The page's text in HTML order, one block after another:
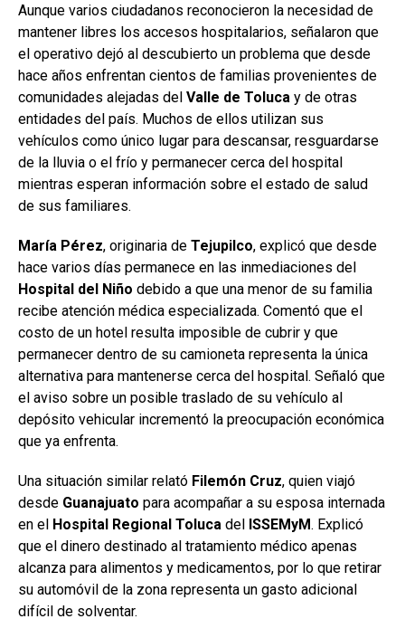
Aunque varios ciudadanos reconocieron la necesidad de
mantener libres los accesos hospitalarios, señalaron que
el operativo dejó al descubierto un problema que desde
hace años enfrentan cientos de familias provenientes de
comunidades alejadas del Valle de Toluca y de otras
entidades del país. Muchos de ellos utilizan sus
vehículos como único lugar para descansar, resguardarse
de la lluvia o el frío y permanecer cerca del hospital
mientras esperan información sobre el estado de salud
de sus familiares.
María Pérez, originaria de Tejupilco, explicó que desde
hace varios días permanece en las inmediaciones del
Hospital del Niño debido a que una menor de su familia
recibe atención médica especializada. Comentó que el
costo de un hotel resulta imposible de cubrir y que
permanecer dentro de su camioneta representa la única
alternativa para mantenerse cerca del hospital. Señaló que
el aviso sobre un posible traslado de su vehículo al
depósito vehicular incrementó la preocupación económica
que ya enfrenta.
Una situación similar relató Filemón Cruz, quien viajó
desde Guanajuato para acompañar a su esposa internada
en el Hospital Regional Toluca del ISSEMyM. Explicó
que el dinero destinado al tratamiento médico apenas
alcanza para alimentos y medicamentos, por lo que retirar
su automóvil de la zona representa un gasto adicional
difícil de solventar.